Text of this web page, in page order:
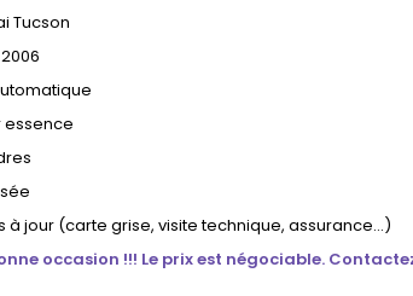
Tucson
essence
à jour (carte grise, visite technique, assurance…)
occasion !!! Le prix est négociable.